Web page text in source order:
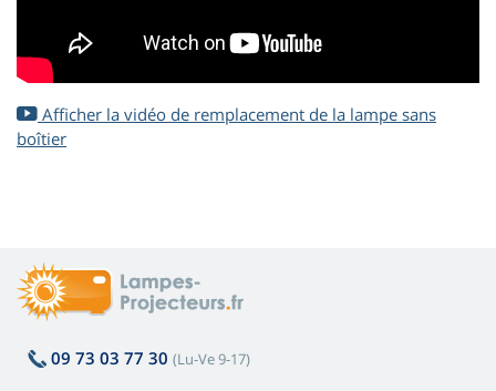
Afficher la vidéo de remplacement de la lampe sans
boîtier
09 73 03 77 30 (Lu-Ve 9-17)